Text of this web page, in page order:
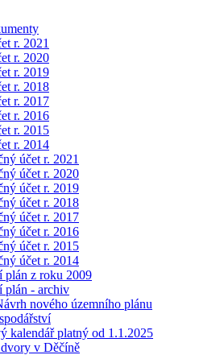
r. 2021
r. 2020
r. 2019
r. 2018
r. 2017
r. 2016
r. 2015
r. 2014
účet r. 2021
účet r. 2020
účet r. 2019
účet r. 2018
účet r. 2017
účet r. 2016
účet r. 2015
účet r. 2014
plán z roku 2009
plán - archiv
nového územního plánu
kalendář platný od 1.1.2025
dvory v Děčíně